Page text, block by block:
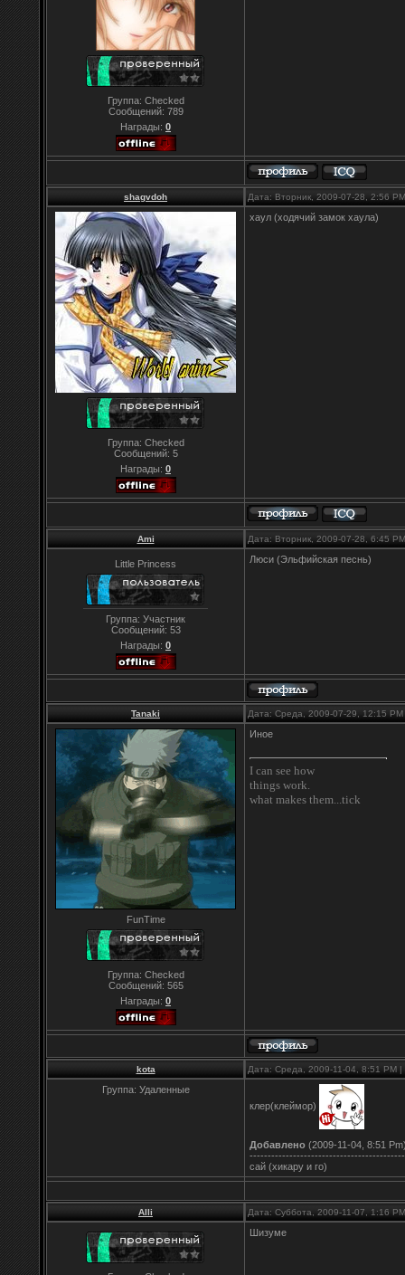
Группа: Checked
Сообщений: 789
Награды: 0
shagvdoh Дата: Вторник, 2009-07-28, 2:56
Группа: Checked
Сообщений: 5
Награды: 0
хаул (ходячий замок хаула)
Ami Дата: Вторник, 2009-07-28, 6:45
Little Princess
Группа: Участник
Сообщений: 53
Награды: 0
Люси (Эльфийская песнь)
Tanaki Дата: Среда, 2009-07-29, 12:15
FunTime
Группа: Checked
Сообщений: 565
Награды: 0
Иное
I can see how
things work.
what makes them...tick
kota Дата: Среда, 2009-11-04, 8:51 PM
Группа: Удаленные
клер(клеймор)
Добавлено (2009-11-04, 8:51
сай (хикару и го)
Alli Дата: Суббота, 2009-11-07, 1:16
Шизуме